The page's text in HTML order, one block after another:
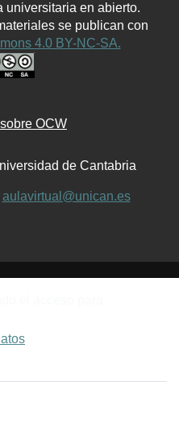
universitaria en abierto.
se publican con
4.0 BY-NC-SA.
OCW
de Cantabria
aulavirtual@unican.es